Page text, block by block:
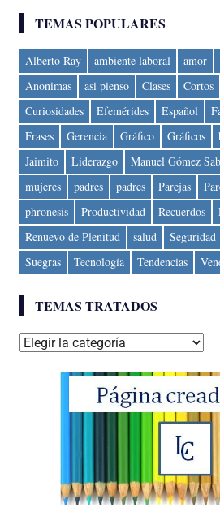
TEMAS POPULARES
Alberto Ray ambiente laboral amor
Anonimas
asi pienso Clases Cortos
Curiosidades
Efemérides Español
Frases
Gerencia Gráfico Gráficos
Jaimito
Liderazgo Manuel Gómez
mujeres
padres padres Parejas
phronesis
Productividad Recuerdos
Renuevo de Plenitud
salud Seguridad
Suegras
Tecnología Tendencias
TEMAS TRATADOS
Temas